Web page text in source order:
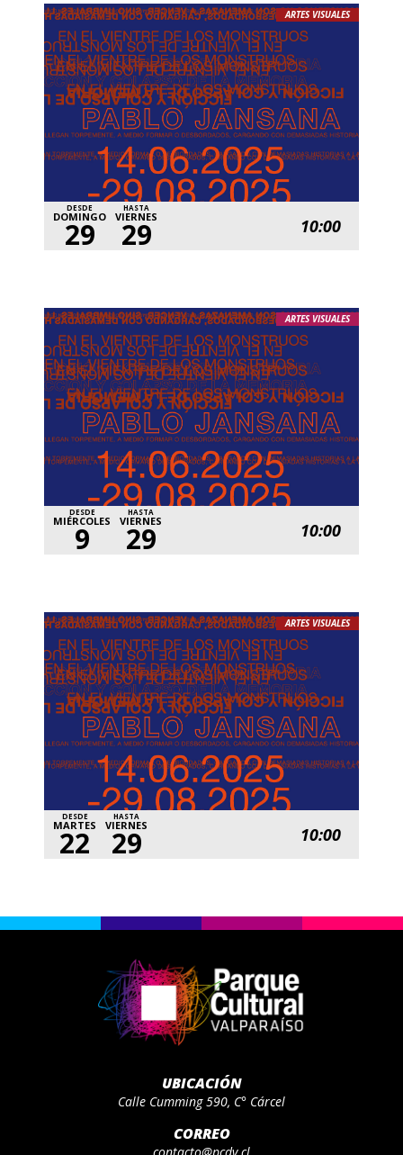
ARTES VISUALES
DESDE
DOMINGO
29
HASTA
VIERNES
29 10:00
ARTES VISUALES
DESDE
MIÉRCOLES
9
HASTA
VIERNES
29 10:00
ARTES VISUALES
DESDE
MARTES
22
HASTA
VIERNES
29 10:00
UBICACIÓN
Calle Cumming 590, C° Cárcel
CORREO
contacto@pcdv.cl